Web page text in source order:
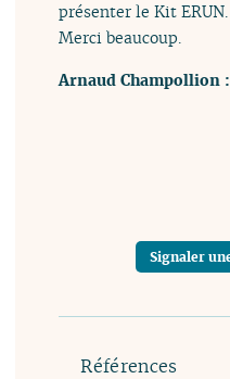
présenter le Kit
Merci beaucoup.
Arnaud Champollion
Signaler
Références